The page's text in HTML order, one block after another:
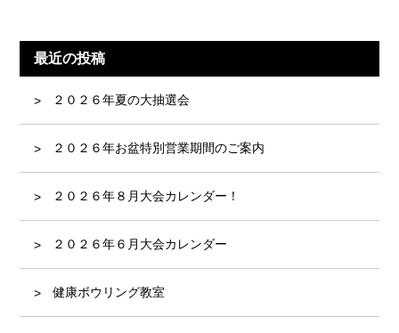
最近の投稿
２０２６年夏の大抽選会
２０２６年お盆特別営業期間のご案内
２０２６年８月大会カレンダー！
２０２６年６月大会カレンダー
健康ボウリング教室